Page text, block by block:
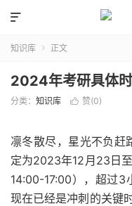

知识库  正文
2024年考研具体
分类： 知识库  赞(0)
凛冬散尽，星光不负赶
定为2023年12月23日
14:00-17:00），超过3
现在已经是冲刺的关键